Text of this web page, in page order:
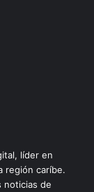
líder en
región caríbe.
noticias de